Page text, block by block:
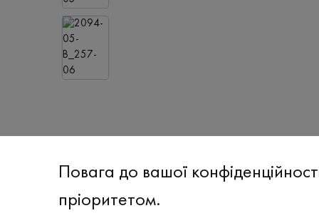
Повага до вашої
пріоритетом.